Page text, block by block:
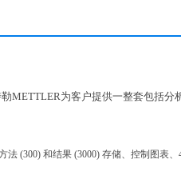
METTLER为客户提供一整套包括分
法 (300) 和结果 (3000) 存储、控制图表、